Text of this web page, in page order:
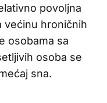
povoljna
većinu hroničnih
osobama sa
osoba se
sna.